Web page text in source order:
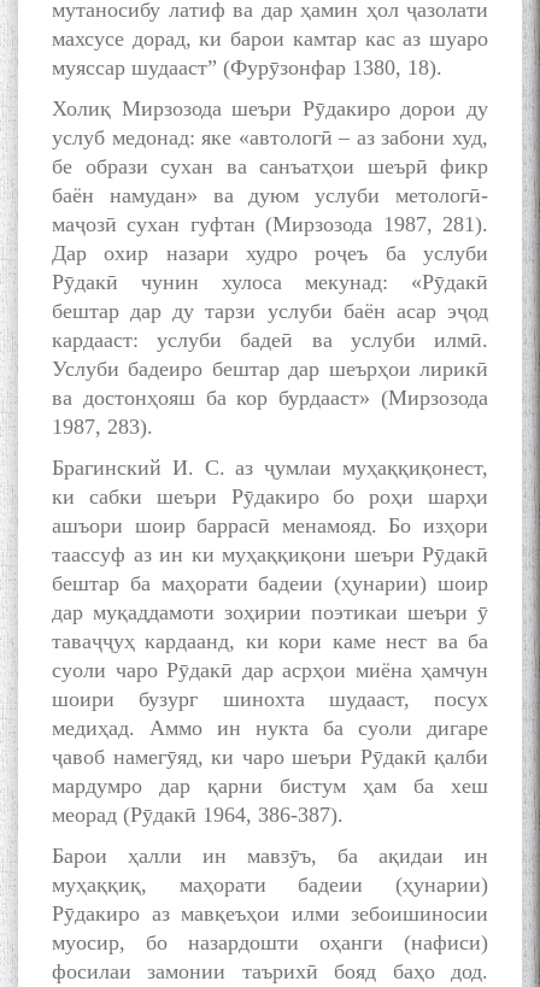
мутаносибу латиф ва дар ҳамин ҳол ҷазолати
махсусе дорад, ки барои камтар кас аз шуаро
муяссар шудааст” (Фурӯзонфар 1380, 18).
Холиқ Мирзозода шеъри Рӯдакиро дорои ду
услуб медонад: яке «автологӣ – аз забони худ,
бе образи сухан ва санъатҳои шеърӣ фикр
баён намудан» ва дуюм услуби метологӣ-
маҷозӣ сухан гуфтан (Мирзозода 1987, 281).
Дар охир назари худро роҷеъ ба услуби
Рӯдакӣ чунин хулоса мекунад: «Рӯдакӣ
бештар дар ду тарзи услуби баён асар эҷод
кардааст: услуби бадеӣ ва услуби илмӣ.
Услуби бадеиро бештар дар шеърҳои лирикӣ
ва достонҳояш ба кор бурдааст» (Мирзозода
1987, 283).
Брагинский И. С. аз ҷумлаи муҳаққиқонест,
ки сабки шеъри Рӯдакиро бо роҳи шарҳи
ашъори шоир баррасӣ менамояд. Бо изҳори
таассуф аз ин ки муҳаққиқони шеъри Рӯдакӣ
бештар ба маҳорати бадеии (ҳунарии) шоир
дар муқаддамоти зоҳирии поэтикаи шеъри ӯ
таваҷҷуҳ кардаанд, ки кори каме нест ва ба
суоли чаро Рӯдакӣ дар асрҳои миёна ҳамчун
шоири бузург шинохта шудааст, посух
медиҳад. Аммо ин нукта ба суоли дигаре
ҷавоб намегӯяд, ки чаро шеъри Рӯдакӣ қалби
мардумро дар қарни бистум ҳам ба xeш
меорад (Рӯдакӣ 1964, 386-387).
Барои ҳалли ин мавзӯъ, ба ақидаи ин
муҳаққиқ, маҳорати бадеии (ҳунарии)
Рӯдакиро аз мавқеъҳои илми зебоишиносии
муосир, бо назардошти оҳанги (нафиси)
фосилаи замонии таърихӣ бояд баҳо дод.
The Persian Gulf Beautiful
poetry from Устод Мумин
Қаноат (Ustod Mumin Qanoat)
Mehrafarin about the conflict
of the name of the Persian
Gulf
Сайри Дарвоз бо Мӯъмин
Қаноат: Чанор ҳам "гап"
ШАРҲИ МУЛОҚОТ БО АҲЛИ
ИЛМ ВА МАОРИФИ КИШВАР
АЗ ҶОНИБИ ОЛИМОНИ
АКАДЕМИЯИ МИЛЛИИ
ИЛМҲОИ ТОҶИКИСТОН
БО 4 000 000 СОМОНӢ
ПАЙКАРА ВА ОСОРХОНАИ
МӮЪМИН ҚАНОАТ СОХТА
ШУД!
Кадамчо Худои Шарифзода